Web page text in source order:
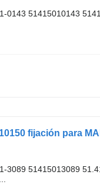
0143 51415010143
3089 51415013089